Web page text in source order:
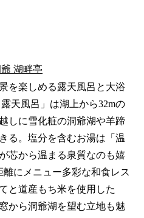
湖畔亭
を楽しめる露天風呂と大浴
天風呂」は湖上から32mの
しに雪化粧の洞爺湖や羊蹄
る。塩分を含むお湯は「温
芯から温まる泉質なのも嬉
にメニュー多彩な和食レス
と道産もち米を使用した
から洞爺湖を望む立地も魅